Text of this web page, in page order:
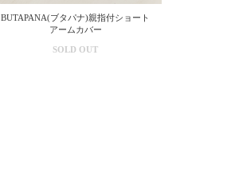
BUTAPANA(ブタパナ)親指付ショート
アームカバー
SOLD OUT